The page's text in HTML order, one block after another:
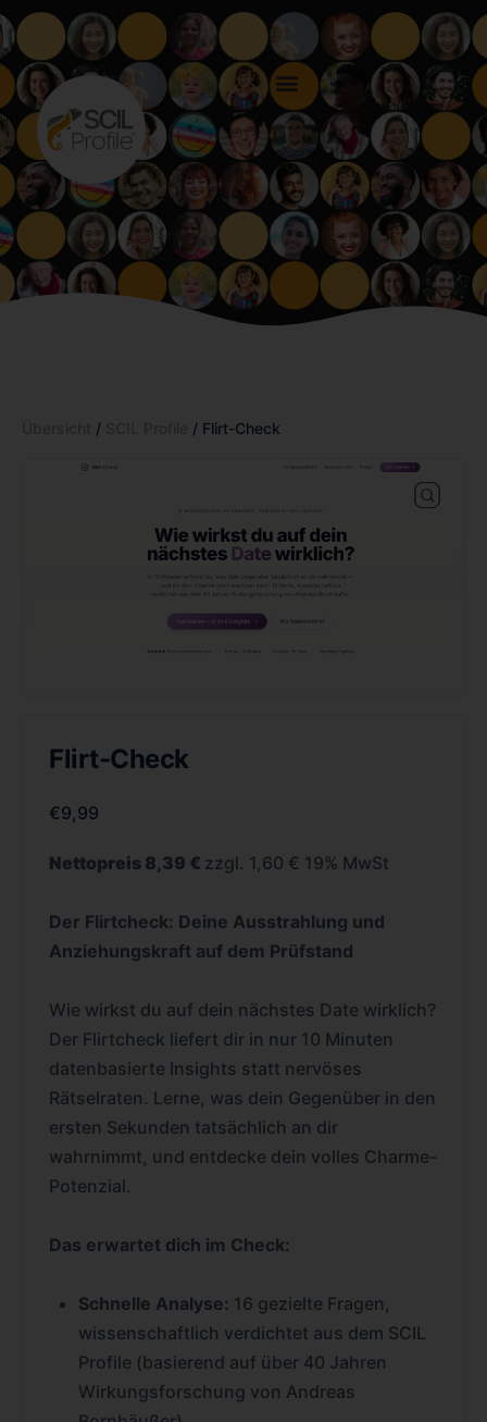
/ / Flirt-Check
Flirt-Check
€9,99
Nettopreis 8,39 € zzgl. 1,60 € 19% MwSt
Der Flirtcheck: Deine Ausstrahlung und
Anziehungskraft auf dem Prüfstand
Wie wirkst du auf dein nächstes Date wirklich?
Der Flirtcheck liefert dir in nur 10 Minuten
datenbasierte Insights statt nervöses
Rätselraten. Lerne, was dein Gegenüber in den
ersten Sekunden tatsächlich an dir
wahrnimmt, und entdecke dein volles Charme-
Potenzial.
Das erwartet dich im Check:
Schnelle Analyse: 16 gezielte Fragen,
wissenschaftlich verdichtet aus dem SCIL
Profile (basierend auf über 40 Jahren
Wirkungsforschung von Andreas